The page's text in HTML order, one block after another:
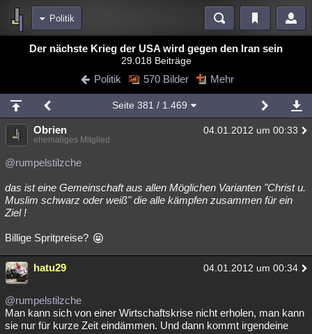
Politik
Bereiche
Diskussionen Blogs Videos
Chat Wiki Neuigkeiten
meine Rubriken
Menschen Mystery Kriminalfälle
Spiritualität Verschwörungen
Natur Umfragen Unterhaltung
weitere Rubriken
Astronomie Helpdesk Gruppen Gaming Filme
Musik
Übersichten
Besucht Teilgenommen Alle Neue Geschlossen
Der nächste Krieg der USA wird gegen den Iran sein
29.018 Beiträge
Politik 570 Bilder Mehr
Seite 381 / 1.469
Obrien 04.01.2012 um 00:33
ehemaliges Mitglied
@rumpelstilzche
das ist eine Gemeinschaft aus allen Möglichen Varianten "Christ u.
Muslim schwarz oder weiß" die alle kämpfen zusammen für ein
Ziel !
Billige Spritpreise?
hatu29 04.01.2012 um 00:34
@rumpelstilzche
Man kann sich von einer Wirtschaftskrise nicht erholen, man kann
sie nur für kurze Zeit eindämmen. Und dann kommt irgendeine